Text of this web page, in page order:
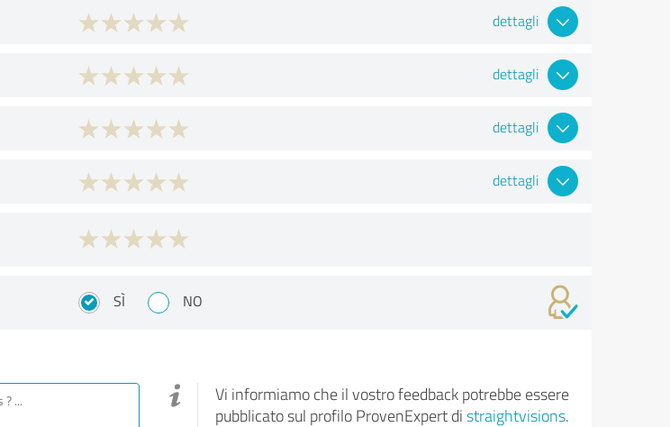
dettagli
dettagli
dettagli
dettagli
SÌ NO
Vi informiamo che il vostro feedback potrebbe essere
pubblicato sul profilo ProvenExpert di straightvisions.